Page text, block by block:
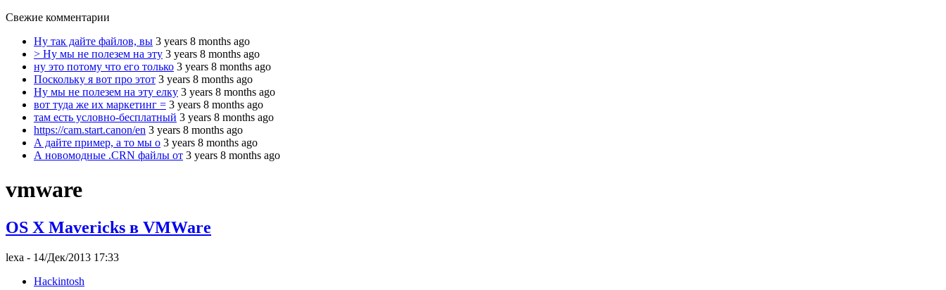
Свежие комментарии
Ну так дайте файлов, вы 3 years 8 months ago
> Ну мы не полезем на эту 3 years 8 months ago
ну это потому что его только 3 years 8 months ago
Поскольку я вот про этот 3 years 8 months ago
Ну мы не полезем на эту елку 3 years 8 months ago
вот туда же их маркетинг = 3 years 8 months ago
там есть условно-бесплатный 3 years 8 months ago
https://cam.start.canon/en 3 years 8 months ago
А дайте пример, а то мы о 3 years 8 months ago
А новомодные .CRN файлы от 3 years 8 months ago
vmware
OS X Mavericks в VMWare
lexa - 14/Дек/2013 17:33
Hackintosh